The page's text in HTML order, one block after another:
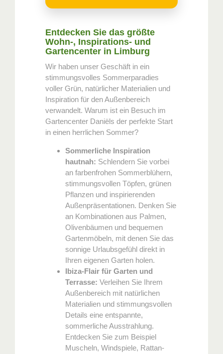
Entdecken Sie das größte
Wohn-, Inspirations- und
Gartencenter in Limburg
Wir haben unser Geschäft in ein
stimmungsvolles Sommerparadies
voller Grün, natürlicher Materialien und
Inspiration für den Außenbereich
verwandelt. Warum ist ein Besuch im
Gartencenter Daniëls der perfekte Start
in einen herrlichen Sommer?
Sommerliche Inspiration
hautnah: Schlendern Sie vorbei
an farbenfrohen Sommerblühern,
stimmungsvollen Töpfen, grünen
Pflanzen und inspirierenden
Außenpräsentationen. Denken Sie
an Kombinationen aus Palmen,
Olivenbäumen und bequemen
Gartenmöbeln, mit denen Sie das
sonnige Urlaubsgefühl direkt in
Ihren eigenen Garten holen.
Ibiza-Flair für Garten und
Terrasse: Verleihen Sie Ihrem
Außenbereich mit natürlichen
Materialien und stimmungsvollen
Details eine entspannte,
sommerliche Ausstrahlung.
Entdecken Sie zum Beispiel
Muscheln, Windspiele, Rattan-